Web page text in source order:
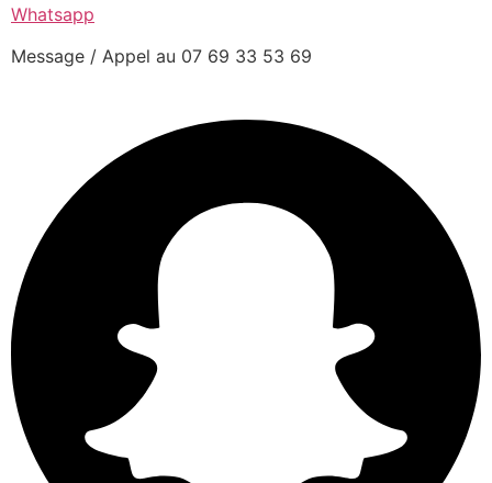
Whatsapp
Message / Appel au 07 69 33 53 69